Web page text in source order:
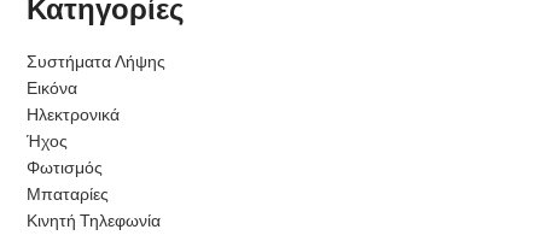
Κατηγορίες
Συστήματα Λήψης
Εικόνα
Ηλεκτρονικά
Ήχος
Φωτισμός
Μπαταρίες
Κινητή Τηλεφωνία